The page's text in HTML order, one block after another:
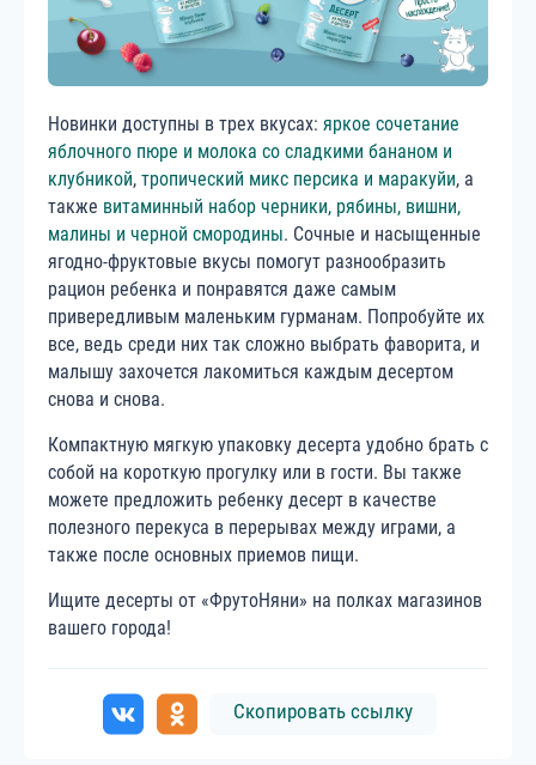
Новинки доступны в трех вкусах: яркое сочетание
яблочного пюре и молока со сладкими бананом и
клубникой, тропический микс персика и маракуйи, а
также витаминный набор черники, рябины, вишни,
малины и черной смородины. Сочные и насыщенные
ягодно-фруктовые вкусы помогут разнообразить
рацион ребенка и понравятся даже самым
привередливым маленьким гурманам. Попробуйте их
все, ведь среди них так сложно выбрать фаворита, и
малышу захочется лакомиться каждым десертом
снова и снова.
Компактную мягкую упаковку десерта удобно брать с
собой на короткую прогулку или в гости. Вы также
можете предложить ребенку десерт в качестве
полезного перекуса в перерывах между играми, а
также после основных приемов пищи.
Ищите десерты от «ФрутоНяни» на полках магазинов
вашего города!
Скопировать ссылку